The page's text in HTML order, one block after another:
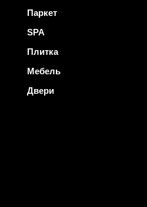
Паркет
SPA
Плитка
Мебель
Двери